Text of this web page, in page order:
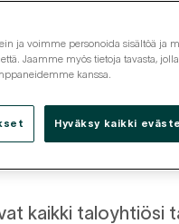
kaikki taloyhtiösi
ja voimme personoida sisältöä ja
Jaamme myös tietoja tavasta,
kanssa.
Hyväksy kaikki